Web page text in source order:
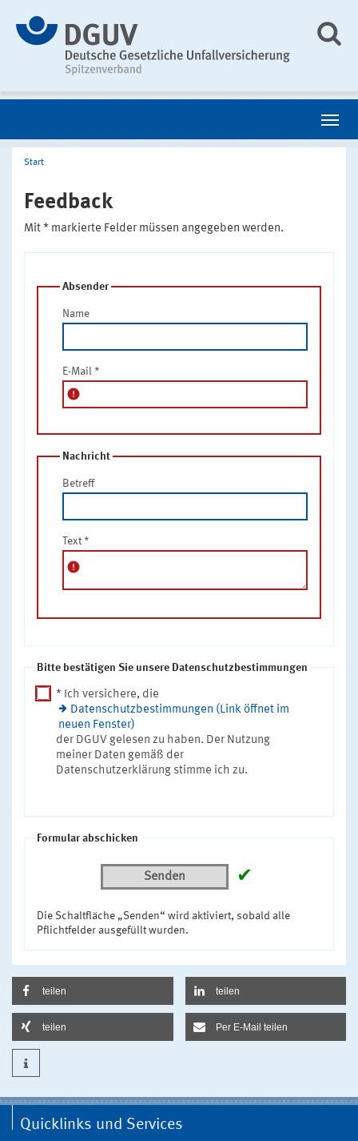
Start
Feedback
Mit * markierte Felder müssen angegeben werden.
Absender
Name
E-Mail *
error
Nachricht
Betreff
Text *
error
Bitte bestätigen Sie unsere Datenschutzbestimmungen
* Ich versichere, die
Datenschutzbestimmungen (Link öffnet im
neuen Fenster)
der DGUV gelesen zu haben. Der Nutzung
meiner Daten gemäß der
Datenschutzerklärung stimme ich zu.
Formular abschicken
Senden ✔
Die Schaltfläche „Senden“ wird aktiviert, sobald alle
Pflichtfelder ausgefüllt wurden.
teilen teilen
teilen Per E-Mail teilen
Quicklinks und Services